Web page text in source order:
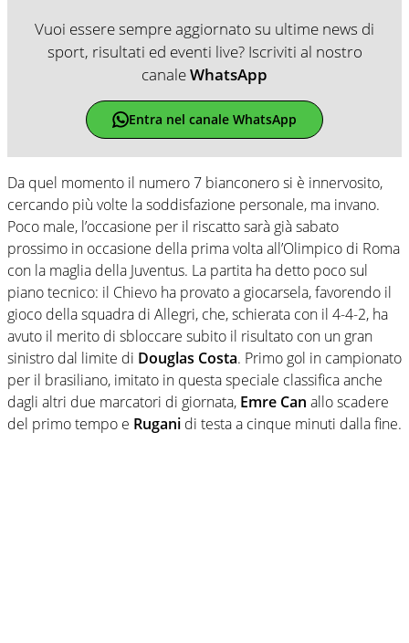
Vuoi essere sempre aggiornato su ultime news di
sport, risultati ed eventi live? Iscriviti al nostro
canaleWhatsApp
Entra nel canale WhatsApp
Da quel momento il numero 7 bianconero si è innervosito,
cercando più volte la soddisfazione personale, ma invano.
Poco male, l’occasione per il riscatto sarà già sabato
prossimo in occasione della prima volta all’Olimpico di Roma
con la maglia della Juventus. La partita ha detto poco sul
piano tecnico: il Chievo ha provato a giocarsela, favorendo il
gioco della squadra di Allegri, che, schierata con il 4-4-2, ha
avuto il merito di sbloccare subito il risultato con un gran
sinistro dal limite di Douglas Costa. Primo gol in campionato
per il brasiliano, imitato in questa speciale classifica anche
dagli altri due marcatori di giornata, Emre Can allo scadere
del primo tempo e Rugani di testa a cinque minuti dalla fine.